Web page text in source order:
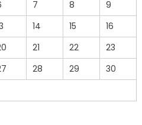
7 8
9
14 15
16
21 22
23
28 29
30